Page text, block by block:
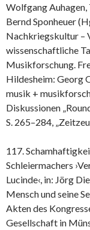
Wolfgang Auhagen,
Bernd Sponheuer
Nachkriegskultur –
wissenschaftliche
Musikforschung.
Hildesheim: Georg
musik +
Diskussionen
S. 265–284,
117.
Schleiermachers
Lucinde‹, in: Jörg
Mensch und seine
Akten des
Gesellschaft in